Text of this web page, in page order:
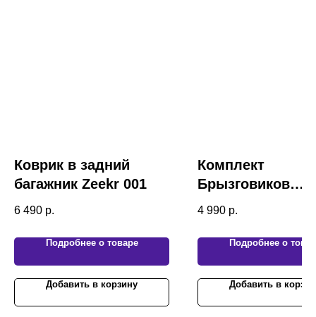
Коврик в задний
багажник Zeekr 001
6 490 р.
Подробнее о товаре
Добавить в корзину
Комплект
Брызговиков
Zeekr001 ZeekrX
4 990 р.
Подробнее о
Добавить в